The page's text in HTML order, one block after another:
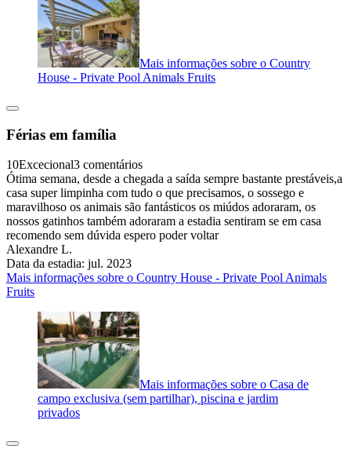
Mais informações sobre o Country
House - Private Pool Animals Fruits
Férias em família
10Excecional3 comentários
Ótima semana, desde a chegada a saída sempre bastante prestáveis,a
casa super limpinha com tudo o que precisamos, o sossego e
maravilhoso os animais são fantásticos os miúdos adoraram, os
nossos gatinhos também adoraram a estadia sentiram se em casa
recomendo sem dúvida espero poder voltar
Alexandre L.
Data da estadia: jul. 2023
Mais informações sobre o Country House - Private Pool Animals
Fruits
Mais informações sobre o Casa de
campo exclusiva (sem partilhar), piscina e jardim
privados